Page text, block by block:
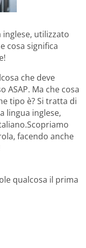
utilizzato
cosa significa
che deve
ASAP. Ma che cosa
tipo è? Si tratta di
lingua inglese,
facendo anche
qualcosa il prima